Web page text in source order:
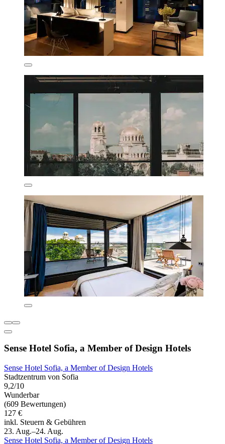
Sense Hotel Sofia, a Member of Design Hotels
Sense Hotel Sofia, a Member of Design Hotels
Stadtzentrum von Sofia
9,2/10
Wunderbar
(609 Bewertungen)
127 €
inkl. Steuern & Gebühren
23. Aug.–24. Aug.
Sense Hotel Sofia, a Member of Design Hotels